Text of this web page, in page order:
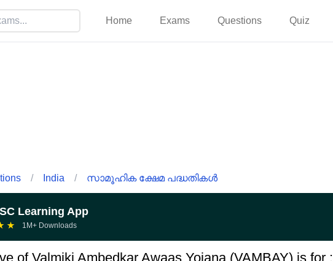
Home Exams Questions Quiz
/ India / സാമൂഹിക ക്ഷേമ പദ്ധതികൾ
Learning App
★ 1M+ Downloads
of Valmiki Ambedkar Awaas Yojana (VAMBAY) is for :